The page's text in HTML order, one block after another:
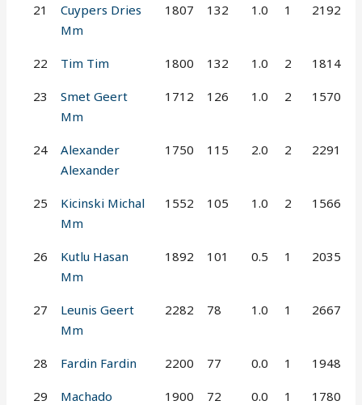
21
Cuypers Dries
Mm
1807 132 1.0 1 2192
22 Tim Tim 1800 132 1.0 2 1814
23
Smet Geert
Mm
1712 126 1.0 2 1570
24
Alexander
Alexander
1750 115 2.0 2 2291
25
Kicinski Michal
Mm
1552 105 1.0 2 1566
26
Kutlu Hasan
Mm
1892 101 0.5 1 2035
27
Leunis Geert
Mm
2282 78 1.0 1 2667
28 Fardin Fardin 2200 77 0.0 1 1948
29
Machado
1900 72 0.0 1 1780